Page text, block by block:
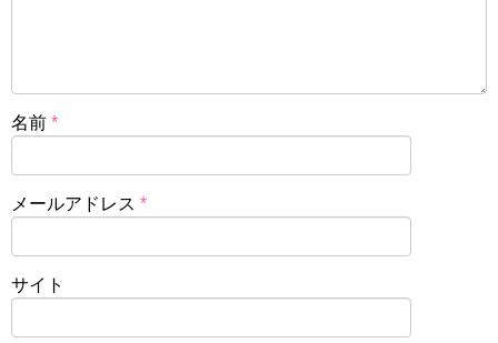
名前 *
メールアドレス *
サイト